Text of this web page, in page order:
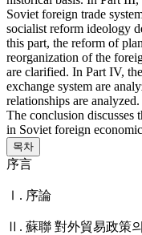
Soviet foreign trade
socialist reform ideology
this part, the reform of
reorganization of the
are clarified. In Part IV,
exchange system are
relationships are analyzed.
The conclusion discusses
in Soviet foreign
목차
序言
Ⅰ. 序論
Ⅱ. 蘇聯 對外貿易政策